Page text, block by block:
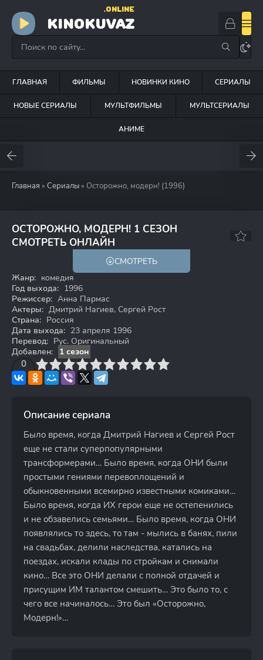
KINOKUVAZ
.ONLINE
ГЛАВНАЯ ФИЛЬМЫ НОВИНКИ КИНО СЕРИАЛЫ
НОВЫЕ СЕРИАЛЫ МУЛЬТФИЛЬМЫ МУЛЬТСЕРИАЛЫ
АНИМЕ
Главная » Сериалы » Осторожно, модерн! (1996)
ОСТОРОЖНО, МОДЕРН! 1 СЕЗОН
СМОТРЕТЬ ОНЛАЙН
6.3
СМОТРЕТЬ
Жанр: комедия
Год выхода: 1996
Режиссер: Анна Пармас
Актеры: Дмитрий Нагиев, Сергей Рост
Страна: Россия
Дата выхода: 23 апреля 1996
Перевод: Рус. Оригинальный
Добавлен:
1 сезон
0
4 6 7 8 9 10
Описание сериала
Было время, когда Дмитрий Нагиев и Сергей Рост
еще не стали суперпопулярными
трансформерами… Было время, когда ОНИ были
простыми гениями перевоплощений и
обыкновенными всемирно известными комиками…
Было время, когда ИХ герои еще не остепенились
и не обзавелись семьями… Было время, когда ОНИ
появлялись то здесь, то там - мылись в банях, пили
на свадьбах, делили наследства, катались на
поездах, искали клады по стройкам и снимали
кино… Все это ОНИ делали с полной отдачей и
присущим ИМ талантом смешить… Это было то, с
чего все начиналось… Это был «Осторожно,
Модерн!»…